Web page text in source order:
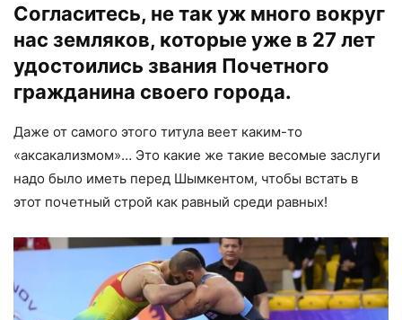
Согласитесь, не так уж много вокруг
нас земляков, которые уже в 27 лет
удостоились звания Почетного
гражданина своего города.
Даже от самого этого титула веет каким-то
«аксакализмом»… Это какие же такие весомые заслуги
надо было иметь перед Шымкентом, чтобы встать в
этот почетный строй как равный среди равных!